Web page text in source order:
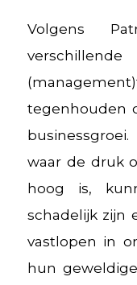
Volgens
tegenhouden
waar de druk
hoog is,
schadelijk zijn
vastlopen in
hun